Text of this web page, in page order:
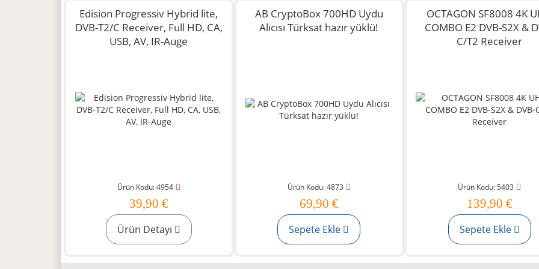
Edision Progressiv Hybrid lite,
DVB-T2/C Receiver, Full HD, CA,
USB, AV, IR-Auge
Ürün Kodu: 4954
39,90 €
Ürün Detayı
AB CryptoBox 700HD Uydu
Alıcısı Türksat hazır yüklü!
Ürün Kodu: 4873
69,90 €
Sepete Ekle
OCTAGON SF8008 4K
COMBO E2 DVB-S2X &
C/T2 Receiver
Ürün Kodu: 5403
139,90 €
Sepete Ekle